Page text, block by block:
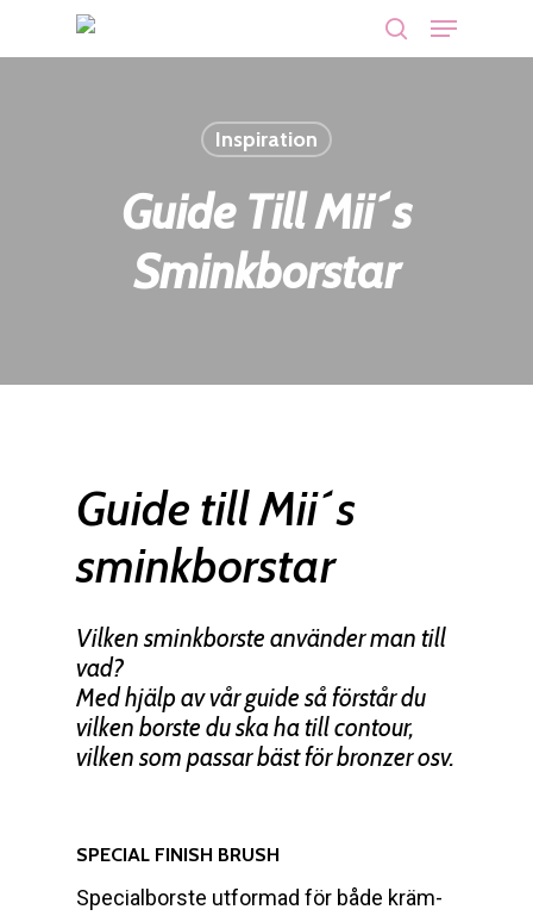
to
search
Menu
Inspiration
Guide Till Mii´s
Sminkborstar
Guide till Mii´s
sminkborstar
Vilken sminkborste använder man till
vad?
Med hjälp av vår guide så förstår du
vilken borste du ska ha till contour,
vilken som passar bäst för bronzer osv.
SPECIAL FINISH BRUSH
Specialborste utformad för både kräm-